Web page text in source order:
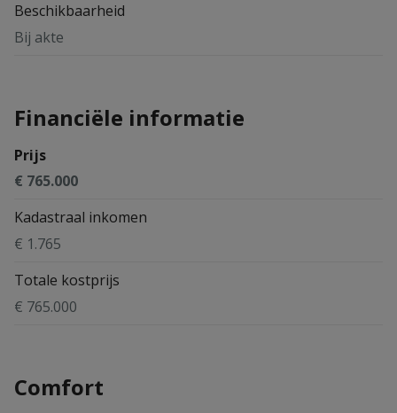
Beschikbaarheid
Bij akte
Financiële informatie
Prijs
€ 765.000
Kadastraal inkomen
€ 1.765
Totale kostprijs
€ 765.000
Comfort